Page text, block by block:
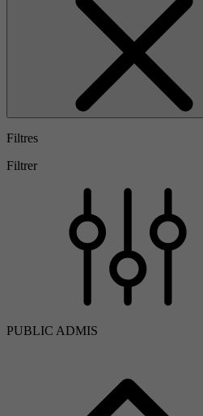
Filtres
Filtrer
PUBLIC ADMIS